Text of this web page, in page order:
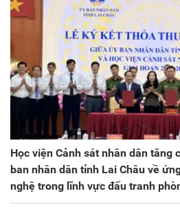
Học viện Cảnh sát nhân dân tăng
ban nhân dân tỉnh Lai Châu về
nghệ trong lĩnh vực đấu tranh